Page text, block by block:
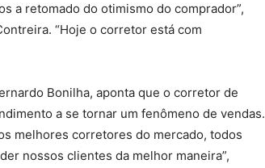
a retomado do otimismo do comprador”,
“Hoje o corretor está com
Bonilha, aponta que o corretor de
a se tornar um fenômeno de vendas.
melhores corretores do mercado, todos
nossos clientes da melhor maneira”,